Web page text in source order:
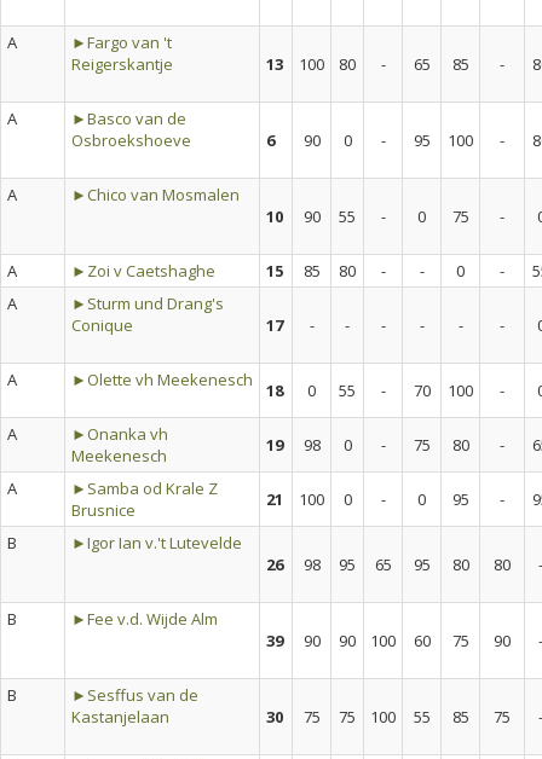
A
►Fargo van 't
Reigerskantje
13 100 80 - 65 85 -
A
►Basco van de
Osbroekshoeve
6 90 0 - 95 100 -
A
►Chico van Mosmalen
10
90 55 - 0 75 -
A ►Zoi v Caetshaghe 15 85 80 - - 0 -
A
►Sturm und Drang's
Conique
17 - - - - - -
A ►Olette vh Meekenesch 18 0 55 - 70 100 -
A
►Onanka vh
Meekenesch
19 98 0 - 75 80 -
A
►Samba od Krale Z
Brusnice
21 100 0 - 0 95 -
B
►Igor Ian v.'t Lutevelde
26
98 95 65 95 80 80 -
B
►Fee v.d. Wijde Alm
39
90 90 100 60 75 90 -
B
►Sesffus van de
Kastanjelaan
30 75 75 100 55 85 75 -